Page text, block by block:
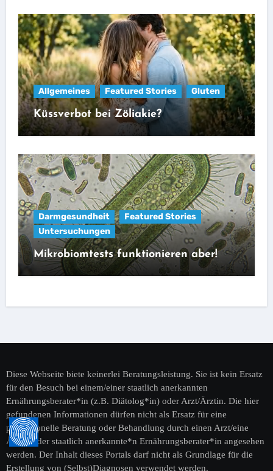
Allgemeines Featured Stories Gluten
Küssverbot bei Zöliakie?
Darmgesundheit
Featured Stories
Untersuchungen
Mikrobiomtests funktionieren aber!
Diese Webseite biete keinerlei Beratungsleistung. Sie ist kein Ersatz
für den Besuch bei einem/einer staatlich anerkannten
Ernährungsberater*in (z.B. Diätolog*in) oder Arzt/Ärztin. Die hier
gefundenen Informationen dürfen nicht als Ersatz für eine
professionelle Beratung oder Behandlung durch einen Arzt/eine
Ärztin oder staatlich anerkannte*n Ernährungsberater*in angesehen
werden. Der Inhalt dieses Portals darf nicht als Grundlage für die
Erstellung von (Selbst)Diagnosen verwendet werden.